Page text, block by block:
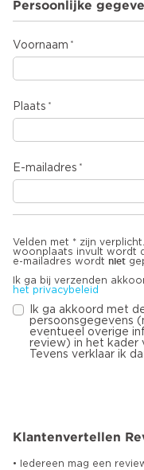
Persoonlijke
Voornaam
Plaats
E-mailadres
Velden met * zijn
woonplaats invult wordt
e-mailadres wordt niet
Ik ga bij verzenden
het privacybeleid
Ik ga akkoord met
persoonsgegevens
eventueel overige
review) in het kader
Tevens verklaar ik
Klantenvertellen
• Iedereen mag een